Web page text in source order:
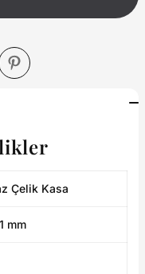
Çelik Kasa
mm